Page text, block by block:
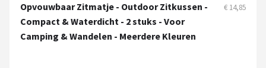
Opvouwbaar Zitmatje - Outdoor Zitkussen -
Compact & Waterdicht - 2 stuks - Voor
Camping & Wandelen - Meerdere Kleuren
€ 14,85